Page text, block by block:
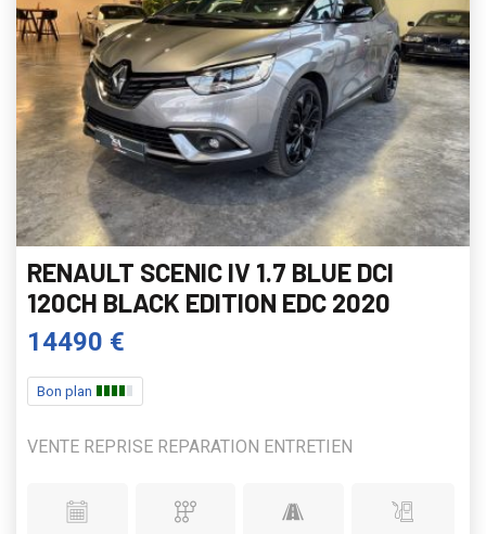
RENAULT SCENIC IV 1.7 BLUE DCI
120CH BLACK EDITION EDC 2020
14490 €
Bon plan
VENTE REPRISE REPARATION ENTRETIEN